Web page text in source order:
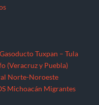
Gasoducto Tuxpan – Tula
(Veracruz y Puebla)
Norte-Noroeste
Michoacán Migrantes